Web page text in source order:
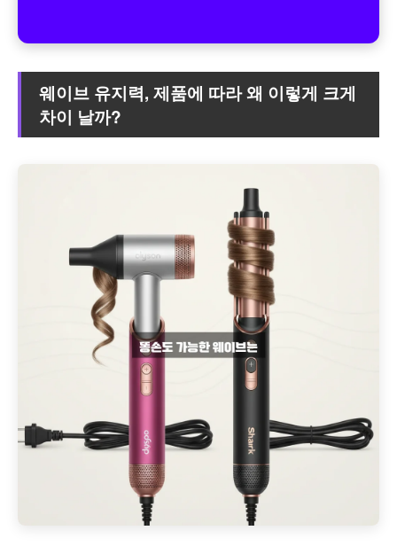
웨이브 유지력, 제품에 따라 왜 이렇게 크게
차이 날까?